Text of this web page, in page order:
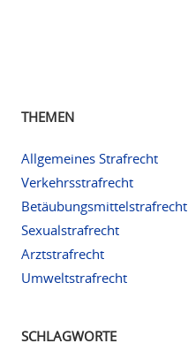
THEMEN
Allgemeines Strafrecht
Verkehrsstrafrecht
Betäubungsmittelstrafrecht
Sexualstrafrecht
Arztstrafrecht
Umweltstrafrecht
SCHLAGWORTE